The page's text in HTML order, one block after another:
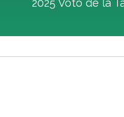
2025 Voto de la